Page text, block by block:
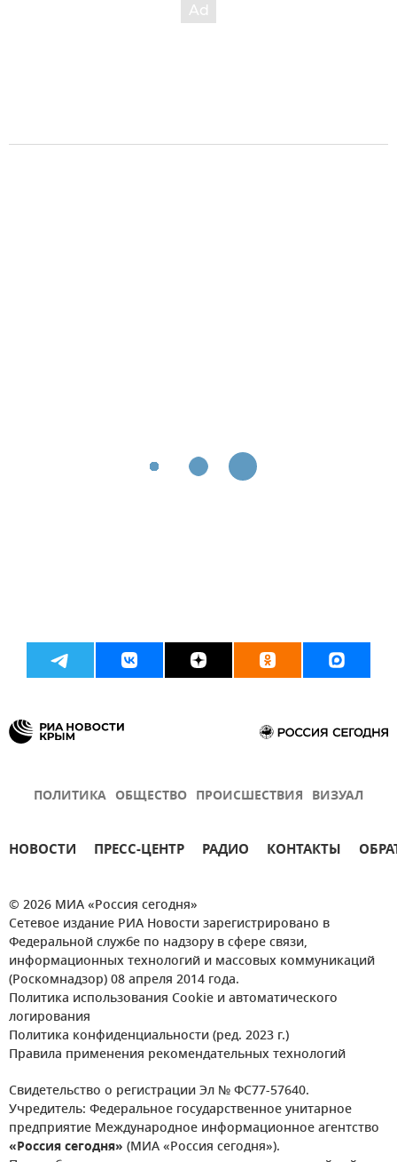
ПОЛИТИКА ОБЩЕСТВО ПРОИСШЕСТВИЯ ВИЗУАЛ
НОВОСТИ ПРЕСС-ЦЕНТР РАДИО КОНТАКТЫ
© 2026 МИА «Россия сегодня»
Сетевое издание РИА Новости зарегистрировано в
Федеральной службе по надзору в сфере связи,
информационных технологий и массовых коммуникаций
(Роскомнадзор) 08 апреля 2014 года.
Политика использования Cookie и автоматического
логирования
Политика конфиденциальности (ред. 2023 г.)
Правила применения рекомендательных технологий
Свидетельство о регистрации Эл № ФС77-57640.
Учредитель: Федеральное государственное унитарное
предприятие Международное информационное агентство
«Россия сегодня» (МИА «Россия сегодня»).